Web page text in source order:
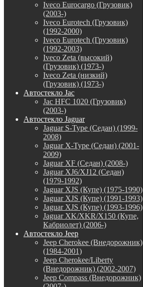
Iveco Eurocargo (Грузовик)
(2003-)
Iveco Eurotech (Грузовик)
(1992-2000)
Iveco Eurotech (Грузовик)
(1992-2003)
Iveco Zeta (высокий)
(Грузовик) (1973-)
Iveco Zeta (низкий)
(Грузовик) (1973-)
Автостекло Jac
Jac HFC 1020 (Грузовик)
(2003-)
Автостекло Jaguar
Jaguar S-Type (Седан) (1999-
2008)
Jaguar X-Type (Седан) (2001-
2009)
Jaguar XF (Седан) (2008-)
Jaguar XJ6/XJ12 (Седан)
(1979-1992)
Jaguar XJS (Купе) (1975-1990)
Jaguar XJS (Купе) (1991-1993)
Jaguar XJS (Купе) (1993-1996)
Jaguar XK/XKR/X150 (Купе,
Кабриолет) (2006-)
Автостекло Jeep
Jeep Cherokee (Внедорожник)
(1984-2001)
Jeep Cherokee/Liberty
(Внедорожник) (2002-2007)
Jeep Compass (Внедорожник)